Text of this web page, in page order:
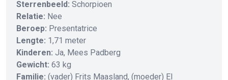
Sterrenbeeld: Schorpioen
Relatie: Nee
Beroep: Presentatrice
Lengte: 1,71 meter
Kinderen: Ja, Mees Padberg
Gewicht: 63 kg
Familie: (vader) Frits Maasland, (moeder) El